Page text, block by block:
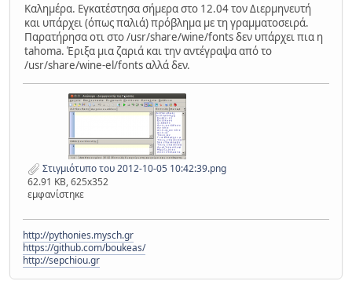
Καλημέρα. Εγκατέστησα σήμερα στο 12.04 τον Διερμηνευτή
και υπάρχει (όπως παλιά) πρόβλημα με τη γραμματοσειρά.
Παρατήρησα οτι στο /usr/share/wine/fonts δεν υπάρχει πια η
tahoma. Έριξα μια ζαριά και την αντέγραψα από το
/usr/share/wine-el/fonts αλλά δεν.
Στιγμιότυπο του 2012-10-05 10:42:39.png
62.91 KB, 625x352
εμφανίστηκε
http://pythonies.mysch.gr
https://github.com/boukeas/
http://sepchiou.gr